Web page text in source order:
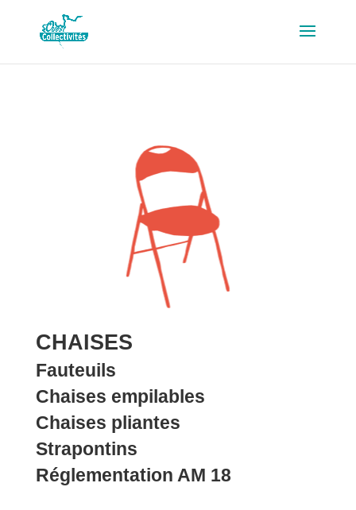
CHAISES
Fauteuils
Chaises empilables
Chaises pliantes
Strapontins
Réglementation AM 18